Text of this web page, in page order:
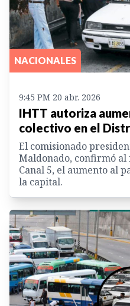
NACIONALES
9:45 PM 20 abr. 2026
IHTT autoriza
colectivo en el
El comisionado
Maldonado, confirmó al
Canal 5, el aumento al
la capital.